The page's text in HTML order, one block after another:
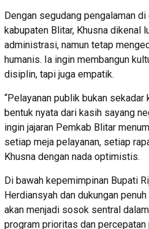
Dengan segudang pengalaman
kabupaten Blitar, Khusna dikenal
administrasi, namun tetap
humanis. Ia ingin membangun
disiplin, tapi juga empatik.
“Pelayanan publik bukan
bentuk nyata dari kasih sayang
ingin jajaran Pemkab Blitar
setiap meja pelayanan, setiap
Khusna dengan nada optimistis.
Di bawah kepemimpinan Bupati
Herdiansyah dan dukungan
akan menjadi sosok sentral
program prioritas dan